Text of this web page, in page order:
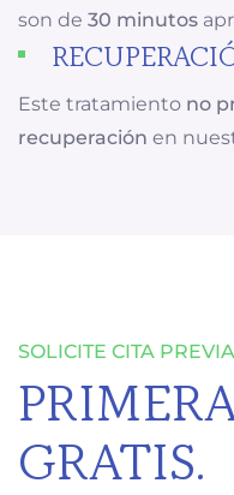
son de 30 minutos
Este tratamiento no
recuperación en
SOLICITE CITA PREVIA
GRATIS.